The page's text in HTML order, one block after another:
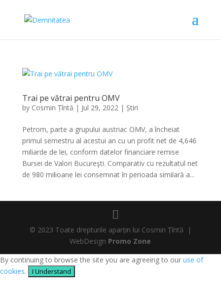
Trai pe vătrai pentru OMV
by Cosmin Țîntă | Jul 29, 2022| Știri
Petrom, parte a grupului austriac OMV, a încheiat
primul semestru al acestui an cu un profit net de 4,646
miliarde de lei, conform datelor financiare remise
Bursei de Valori Bucureşti. Comparativ cu rezultatul net
de 980 milioane lei consemnat în perioada similară a...
© 2023 Toate drepturile aparțin lui Cosmin Țîntă |
WebDesign Promo Zone
By continuing to browse the site you are agreeing to our use of
cookies. I Understand